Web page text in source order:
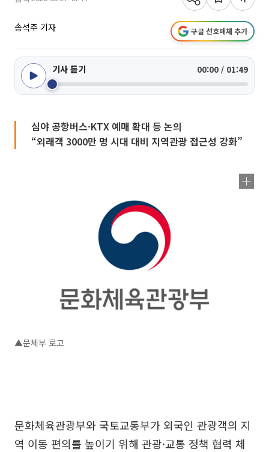
송석주 기자 구글 선호매체 추가
기사 듣기 00:00 / 01:49
심야 공항버스·KTX 예매 확대 등 논의
“외래객 3000만 명 시대 대비 지역관광 접근성 강화”
▲문체부 로고
문화체육관광부와 국토교통부가 외국인 관광객의 지
역 이동 편의를 높이기 위해 관광·교통 정책 협력 체